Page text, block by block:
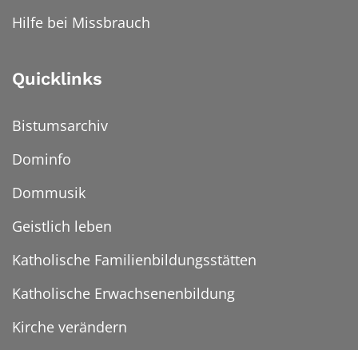
Hilfe bei Missbrauch
Quicklinks
Bistumsarchiv
Dominfo
Dommusik
Geistlich leben
Katholische Familienbildungsstätten
Katholische Erwachsenenbildung
Kirche verändern